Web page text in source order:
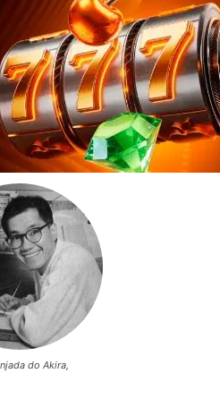
do Akira,